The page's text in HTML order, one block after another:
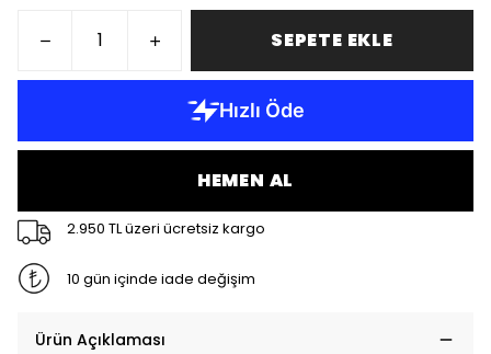
SEPETE EKLE
HEMEN AL
2.950 TL üzeri ücretsiz kargo
10 gün içinde iade değişim
Ürün Açıklaması